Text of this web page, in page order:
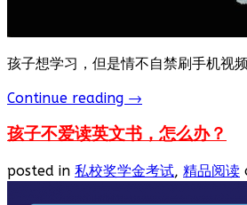
孩子想学习，但是情不自禁刷手机视
Continue reading →
孩子不爱读英文书，怎么办？
posted in 私校奖学金考试, 精品阅读